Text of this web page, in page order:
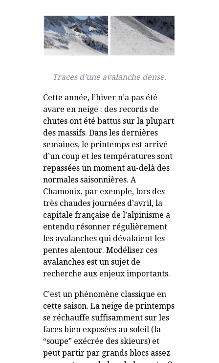
Traces d’une avalanche dense.
Cette année, l’hiver n’a pas été
avare en neige : des records de
chutes ont été battus sur la plupart
des massifs. Dans les dernières
semaines, le printemps est arrivé
d’un coup et les températures sont
repassées un moment au-delà des
normales saisonnières. A
Chamonix, par exemple, lors des
très chaudes journées d’avril, la
capitale française de l’alpinisme a
entendu résonner régulièrement
les avalanches qui dévalaient les
pentes alentour. Modéliser ces
avalanches est un sujet de
recherche aux enjeux importants.
C’est un phénomène classique en
cette saison. La neige de printemps
se réchauffe suffisamment sur les
faces bien exposées au soleil (la
“soupe” exécrée des skieurs) et
peut partir par grands blocs assez